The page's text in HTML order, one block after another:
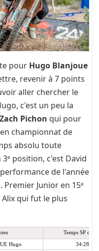
pour Hugo Blanjoue
revenir à 7 points
aller chercher le
c'est un peu la
Zach Pichon qui pour
championnat de
absolu toute
position, c'est David
de l'année
Junior en 15ᵉ
qui fut le plus
Temps SP
Hugo 34:28.47